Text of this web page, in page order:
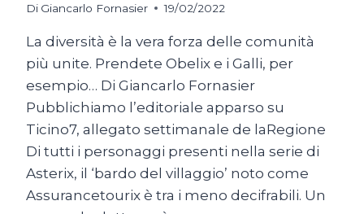
Di Giancarlo Fornasier 19/02/2022
La diversità è la vera forza delle comunità
più unite. Prendete Obelix e i Galli, per
esempio… Di Giancarlo Fornasier
Pubblichiamo l’editoriale apparso su
Ticino7, allegato settimanale de laRegione
Di tutti i personaggi presenti nella serie di
Asterix, il ‘bardo del villaggio’ noto come
Assurancetourix è tra i meno decifrabili. Un